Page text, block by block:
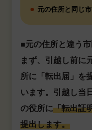
元の住所と同じ
■元の住所と違う
まず、引越し前に
所に「転出届」を
います。引越し当
の役所に「転出証
提出します。